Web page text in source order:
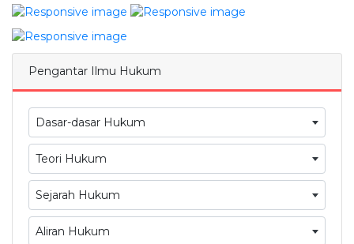
Pengantar Ilmu Hukum
Dasar-dasar Hukum
Teori Hukum
Sejarah Hukum
Aliran Hukum